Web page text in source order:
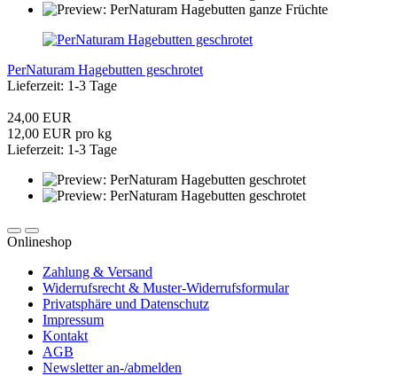
PerNaturam Hagebutten geschrotet
Lieferzeit: 1-3 Tage
24,00 EUR
12,00 EUR pro kg
Lieferzeit: 1-3 Tage
Onlineshop
Zahlung & Versand
Widerrufsrecht & Muster-Widerrufsformular
Privatsphäre und Datenschutz
Impressum
Kontakt
AGB
Newsletter an-/abmelden